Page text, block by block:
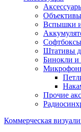
Вспышки
Софтбоксы
Штативы
Бинокли и
Прочие
Коммерческая